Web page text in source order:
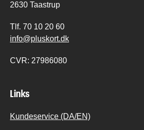
2630 Taastrup
Tlf. 70 10 20 60
info@pluskort.dk
CVR: 27986080
Links
Kundeservice (DA/EN)